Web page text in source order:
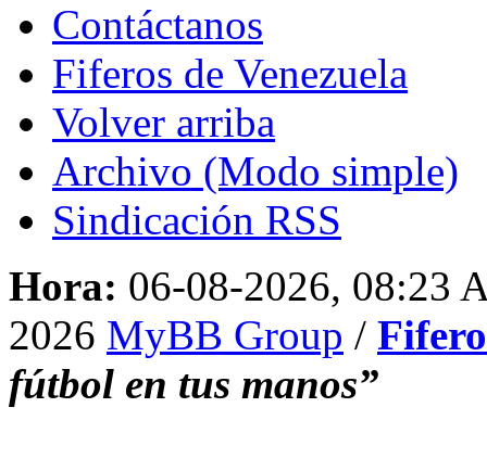
Contáctanos
Fiferos de Venezuela
Volver arriba
Archivo (Modo simple)
Sindicación RSS
Hora: 06-08-2026, 08:23
2026 MyBB Group /
fútbol en tus manos”